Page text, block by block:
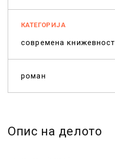
КАТЕГОРИЈА
современа книжевност
роман
Опис на делото